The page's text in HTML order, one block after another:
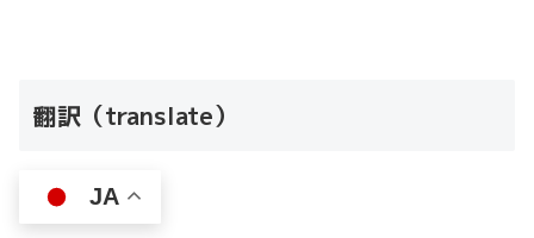
翻訳（translate）
JA